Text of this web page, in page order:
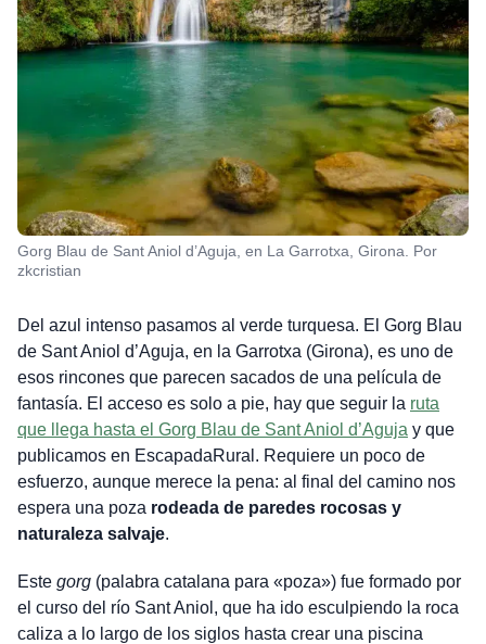
Gorg Blau de Sant Aniol d’Aguja, en La Garrotxa, Girona. Por
zkcristian
Del azul intenso pasamos al verde turquesa. El Gorg Blau
de Sant Aniol d’Aguja, en la Garrotxa (Girona), es uno de
esos rincones que parecen sacados de una película de
fantasía. El acceso es solo a pie, hay que seguir la ruta
que llega hasta el Gorg Blau de Sant Aniol d’Aguja y que
publicamos en EscapadaRural. Requiere un poco de
esfuerzo, aunque merece la pena: al final del camino nos
espera una poza rodeada de paredes rocosas y
naturaleza salvaje.
Este gorg(palabra catalana para «poza») fue formado por
el curso del río Sant Aniol, que ha ido esculpiendo la roca
caliza a lo largo de los siglos hasta crear una piscina